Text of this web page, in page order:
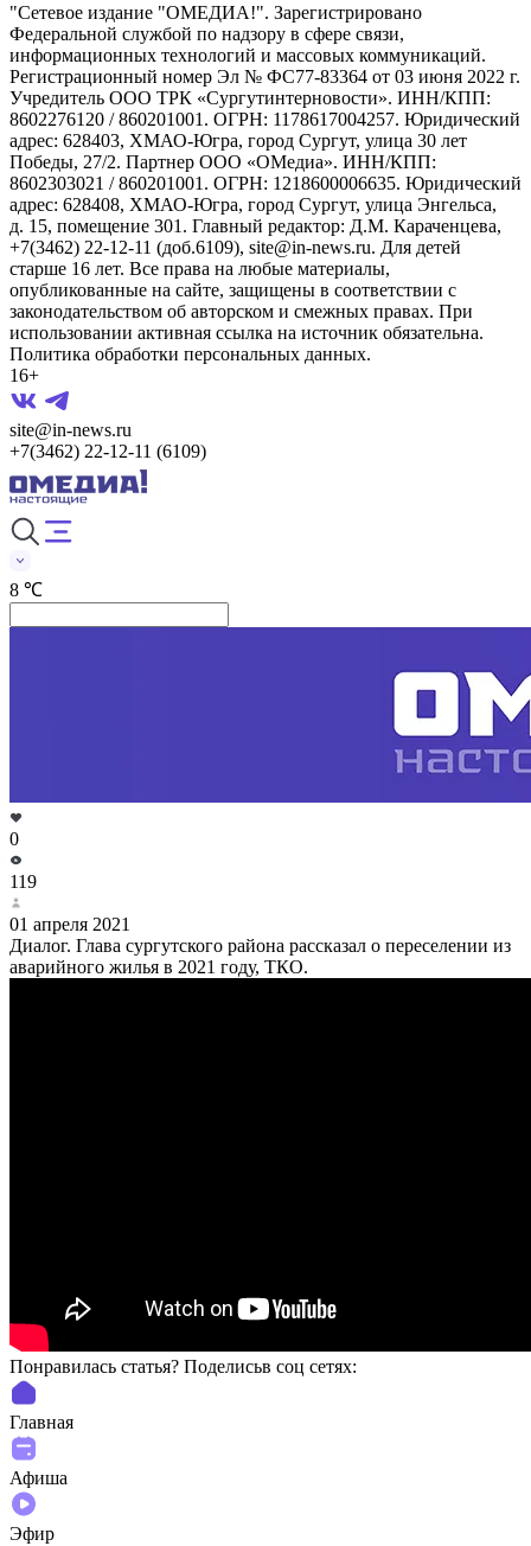
"Сетевое издание "ОМЕДИА!". Зарегистрировано
Федеральной службой по надзору в сфере связи,
информационных технологий и массовых коммуникаций.
Регистрационный номер Эл № ФС77-83364 от 03 июня 2022 г.
Учредитель ООО ТРК «Сургутинтерновости». ИНН/КПП:
8602276120 / 860201001. ОГРН: 1178617004257. Юридический
адрес: 628403, ХМАО-Югра, город Сургут, улица 30 лет
Победы, 27/2. Партнер ООО «ОМедиа». ИНН/КПП:
8602303021 / 860201001. ОГРН: 1218600006635. Юридический
адрес: 628408, ХМАО-Югра, город Сургут, улица Энгельса,
д. 15, помещение 301. Главный редактор: Д.М. Караченцева,
+7(3462) 22-12-11 (доб.6109), site@in-news.ru. Для детей
старше 16 лет. Все права на любые материалы,
опубликованные на сайте, защищены в соответствии с
законодательством об авторском и смежных правах. При
использовании активная ссылка на источник обязательна.
Политика обработки персональных данных.
16+
site@in-news.ru
+7(3462) 22-12-11 (6109)
8 ℃
0
119
01 апреля 2021
Диалог. Глава сургутского района рассказал о переселении из
аварийного жилья в 2021 году, ТКО.
Понравилась статья? Поделиcьв соц сетях:
Главная
Афиша
Эфир